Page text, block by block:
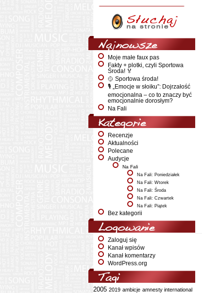
Najnowsze
Moje małe faux pas
Fakty + plotki, czyli Sportowa
Środa! 🏅
🥎 Sportowa środa!
🎙️ „Emocje w słoiku”: Dojrzałość
emocjonalna – co to znaczy być
emocjonalnie dorosłym?
Na Fali
Kategorie
Recenzje
Aktualności
Polecane
Audycje
Na Fali
Na Fali: Poniedziałek
Na Fali: Wtorek
Na Fali: Środa
Na Fali: Czwartek
Na Fali: Piątek
Bez kategorii
Logowanie
Zaloguj się
Kanał wpisów
Kanał komentarzy
WordPress.org
Tagi
2005 2019 ambicje amnesty international